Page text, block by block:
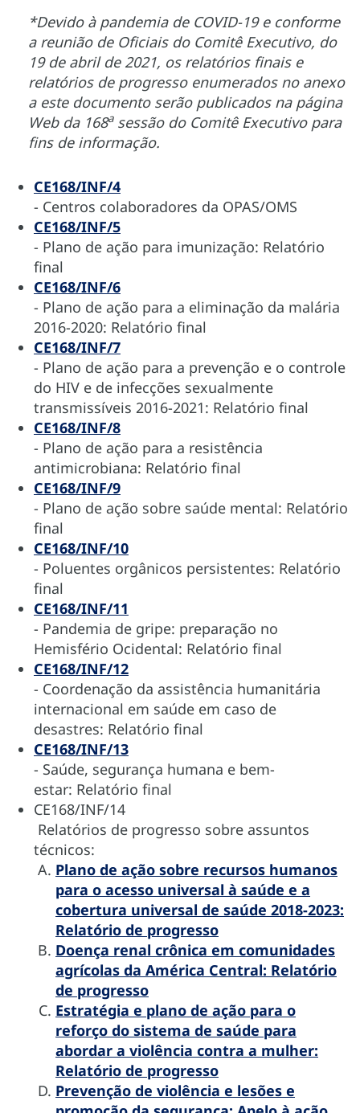
*Devido à pandemia de COVID-19 e conforme
a reunião de Oficiais do Comitê Executivo, do
19 de abril de 2021, os relatórios finais e
relatórios de progresso enumerados no anexo
a este documento serão publicados na página
Web da 168a sessão do Comitê Executivo para
fins de informação.
CE168/INF/4
- Centros colaboradores da OPAS/OMS
CE168/INF/5
- Plano de ação para imunização: Relatório
final
CE168/INF/6
- Plano de ação para a eliminação da malária
2016-2020: Relatório final
CE168/INF/7
- Plano de ação para a prevenção e o controle
do HIV e de infecções sexualmente
transmissíveis 2016-2021: Relatório final
CE168/INF/8
- Plano de ação para a resistência
antimicrobiana: Relatório final
CE168/INF/9
- Plano de ação sobre saúde mental: Relatório
final
CE168/INF/10
- Poluentes orgânicos persistentes: Relatório
final
CE168/INF/11
- Pandemia de gripe: preparação no
Hemisfério Ocidental: Relatório final
CE168/INF/12
- Coordenação da assistência humanitária
internacional em saúde em caso de
desastres: Relatório final
CE168/INF/13
- Saúde, segurança humana e bem-
estar: Relatório final
CE168/INF/14
Relatórios de progresso sobre assuntos
técnicos:
Plano de ação sobre recursos humanos
para o acesso universal à saúde e a
cobertura universal de saúde 2018-2023:
Relatório de progresso
Doença renal crônica em comunidades
agrícolas da América Central: Relatório
de progresso
Estratégia e plano de ação para o
reforço do sistema de saúde para
abordar a violência contra a mulher:
Relatório de progresso
Prevenção de violência e lesões e